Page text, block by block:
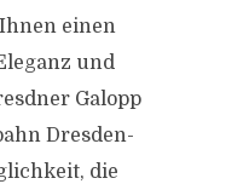
einen
und
Galopp
Dresden-
die